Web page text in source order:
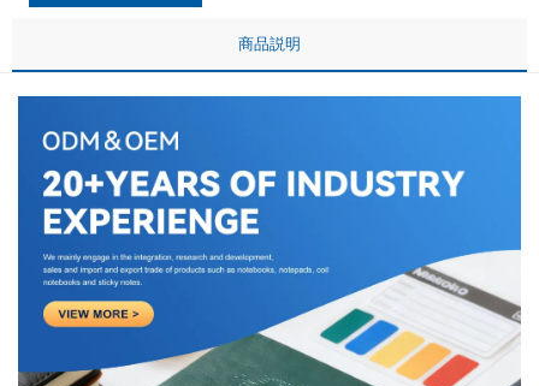
商品説明